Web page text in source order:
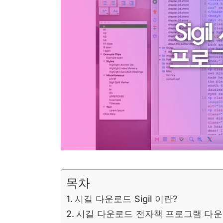
목차
시길 다운로드 Sigil 이란?
시길 다운로드 전자책 프로그램 다